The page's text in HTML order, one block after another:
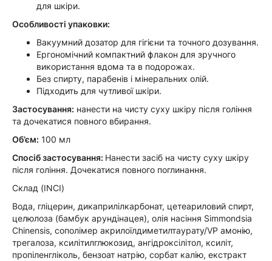
для шкіри.
Особливості упаковки:
Вакуумний дозатор для гігієни та точного дозування.
Ергономічний компактний флакон для зручного
використання вдома та в подорожах.
Без спирту, парабенів і мінеральних олій.
Підходить для чутливої шкіри.
Застосування: нанести на чисту суху шкіру після гоління
та дочекатися повного вбирання.
Об’єм: 100 мл
Спосіб застосування: Нанести засіб на чисту суху шкіру
після гоління. Дочекатися повного поглинання.
Склад (INCI)
Вода, гліцерин, дикаприлілкарбонат, цетеариловий спирт,
целюлоза (бамбук арундінацея), олія насіння Simmondsia
Chinensis, сополімер акрилоїлдиметилтаурату/VP амонію,
трегалоза, ксилітилглюкозид, ангідроксілітол, ксиліт,
пропіленгліколь, бензоат натрію, сорбат калію, екстракт